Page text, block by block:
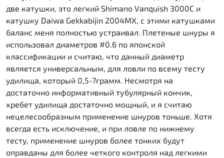
две катушки, это легкий Shimano Vanquish 3000C и
катушку Daiwa Gekkabijin 2004MX, с этими катушками
баланс меня полностью устраивал. Плетеные шнуры я
использовал диаметров #0.6 по японской
классификации и считаю, что данный диаметр
является универсальным, для ловли по всему тесту
удилища, который 0,5-7грамм. Несмотря на
достаточно информативный тубулярный кончик,
хребет удилища достаточно мощный, и я считаю
нецелесообразным применение шнуров тоньше. Хотя
всегда есть исключение, и при ловле по нижнему
тесту, применение шнуров более тонких будут
оправданы для более четкого контроля над легкими